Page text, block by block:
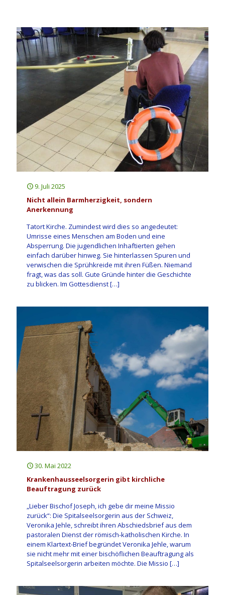
9. Juli 2025
Nicht allein Barmherzigkeit, sondern
Anerkennung
Tatort Kirche. Zumindest wird dies so angedeutet:
Umrisse eines Menschen am Boden und eine
Absperrung. Die jugendlichen Inhaftierten gehen
einfach darüber hinweg. Sie hinterlassen Spuren und
verwischen die Sprühkreide mit ihren Füßen. Niemand
fragt, was das soll. Gute Gründe hinter die Geschichte
zu blicken. Im Gottesdienst[…]
30. Mai 2022
Krankenhausseelsorgerin gibt kirchliche
Beauftragung zurück
„Lieber Bischof Joseph, ich gebe dir meine Missio
zurück“: Die Spitalseelsorgerin aus der Schweiz,
Veronika Jehle, schreibt ihren Abschiedsbrief aus dem
pastoralen Dienst der römisch-katholischen Kirche. In
einem Klartext-Brief begründet Veronika Jehle, warum
sie nicht mehr mit einer bischöflichen Beauftragung als
Spitalseelsorgerin arbeiten möchte. Die Missio […]